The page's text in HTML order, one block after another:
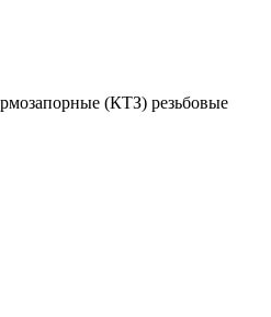
(КТЗ) резьбовые